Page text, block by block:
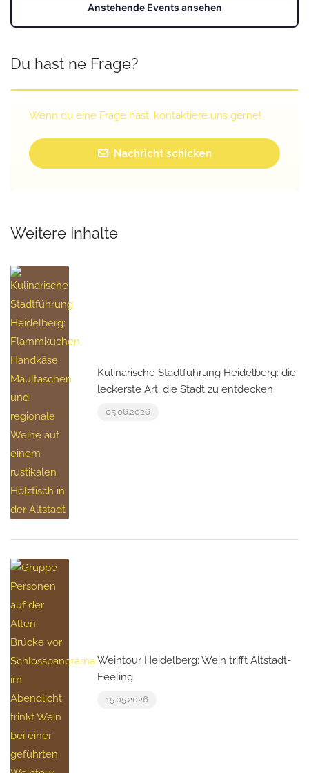
Anstehende Events ansehen
Du hast ne Frage?
Wenn du eine Frage hast, kontaktiere uns gerne!
Nachricht schicken
Weitere Inhalte
Kulinarische Stadtführung Heidelberg: die
leckerste Art, die Stadt zu entdecken
05.06.2026
Weintour Heidelberg: Wein trifft Altstadt-
Feeling
15.05.2026